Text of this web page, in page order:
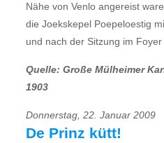
Nähe von Venlo angereist
die Joekskepel Poepeloestig
und nach der Sitzung im
Quelle: Große Mülheimer
1903
Donnerstag, 22. Januar 2009
De Prinz kütt!